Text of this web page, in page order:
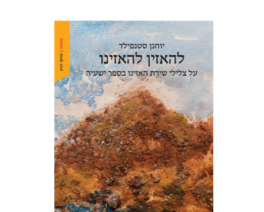
יוחנן סטנפילד
הנחת אתר ספר מודפס